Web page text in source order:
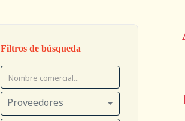
Filtros de búsqueda
Proveedores